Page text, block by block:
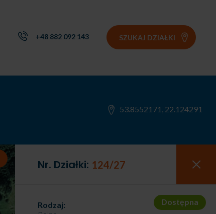
+48 882 092 143 SZUKAJ DZIAŁKI
53.8552171, 22.124291
Nr. Działki: 124/27
Dostępna
Rodzaj: